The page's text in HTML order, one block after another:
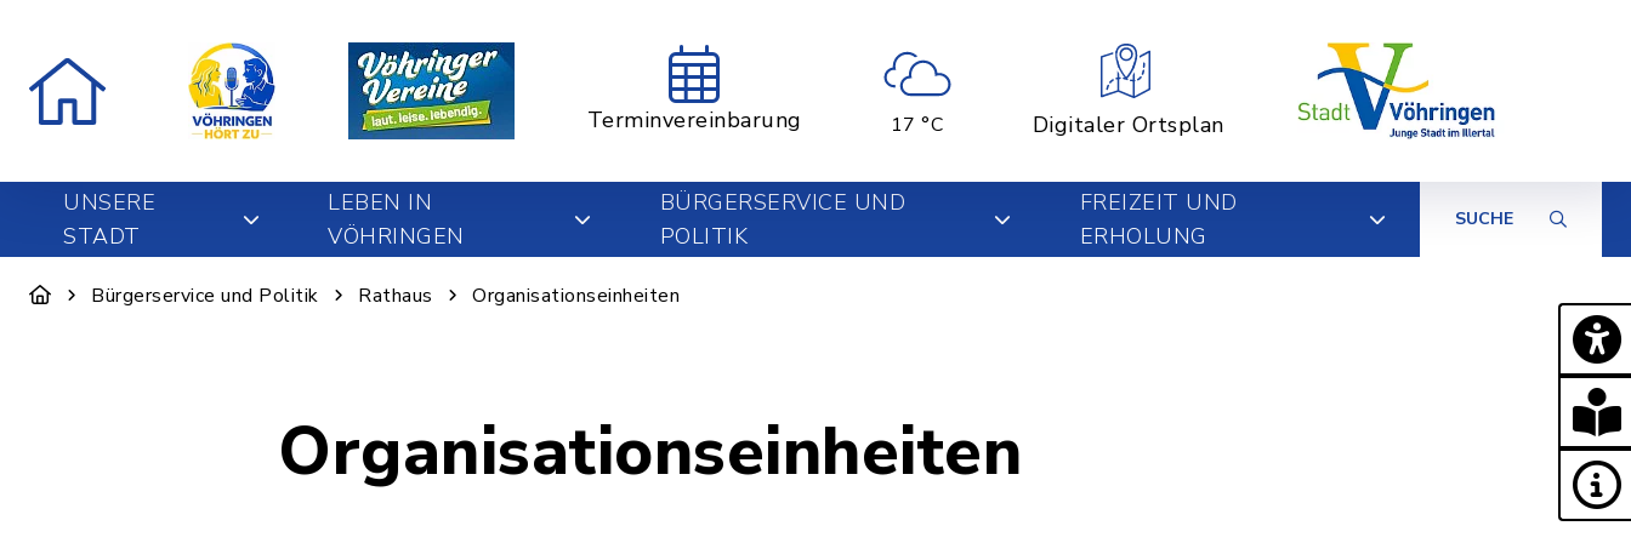
Terminvereinbarung 17 °C Digitaler Ortsplan
UNSERE
STADT
LEBEN IN
VÖHRINGEN
BÜRGERSERVICE UND
POLITIK
FREIZEIT UND
ERHOLUNG
SUCHE
Bürgerservice und Politik Rathaus Organisationseinheiten
Organisationseinheiten